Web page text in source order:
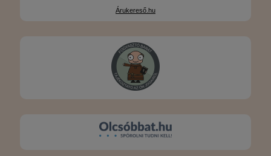
Árukereső.hu